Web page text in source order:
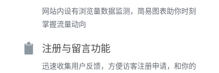
网站内设有浏览量数据监测，简易图表助你时刻
掌握流量动向
注册与留言功能
迅速收集用户反馈，方便访客注册申请，和你的